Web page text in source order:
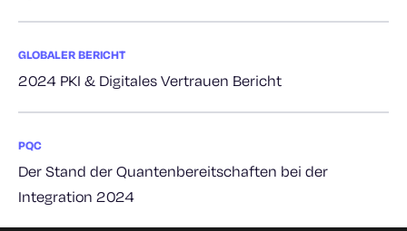
GLOBALER BERICHT
2024 PKI & Digitales Vertrauen Bericht
PQC
Der Stand der Quantenbereitschaften bei der
Integration 2024